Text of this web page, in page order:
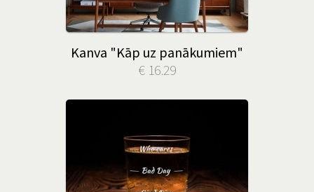
Kanva "Kāp uz panākumiem"
€ 16.29